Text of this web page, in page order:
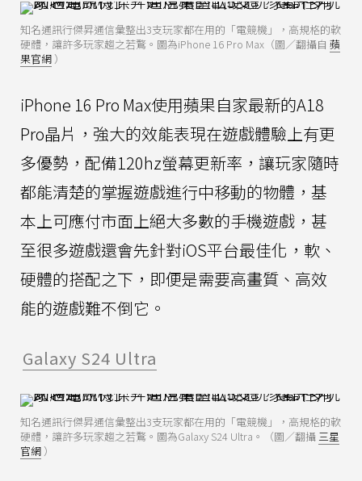
知名通訊行傑昇通信彙整出3支玩家都在用的「電競機」，高規格的軟
硬體，讓許多玩家趨之若鶩。圖為iPhone 16 Pro Max（圖／翻攝自 蘋
果官網 ）
iPhone 16 Pro Max使用蘋果自家最新的A18
Pro晶片，強大的效能表現在遊戲體驗上有更
多優勢，配備120hz螢幕更新率，讓玩家隨時
都能清楚的掌握遊戲進行中移動的物體，基
本上可應付市面上絕大多數的手機遊戲，甚
至很多遊戲還會先針對iOS平台最佳化，軟、
硬體的搭配之下，即便是需要高畫質、高效
能的遊戲難不倒它。
Galaxy S24 Ultra
知名通訊行傑昇通信彙整出3支玩家都在用的「電競機」，高規格的軟
硬體，讓許多玩家趨之若鶩。圖為Galaxy S24 Ultra。（圖／翻攝 三星
官網 ）